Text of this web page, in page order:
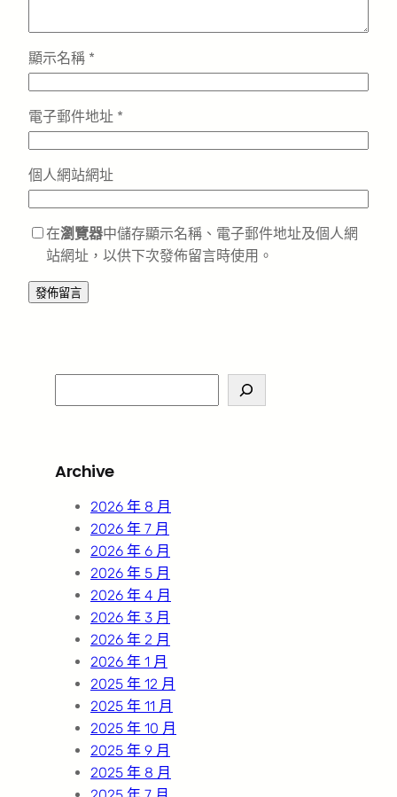
顯示名稱 *
電子郵件地址 *
個人網站網址
在瀏覽器中儲存顯示名稱、電子郵件地址及個人網
站網址，以供下次發佈留言時使用。
e
c
Archive
2026 年 8 月
2026 年 7 月
2026 年 6 月
2026 年 5 月
2026 年 4 月
2026 年 3 月
2026 年 2 月
2026 年 1 月
2025 年 12 月
2025 年 11 月
2025 年 10 月
2025 年 9 月
2025 年 8 月